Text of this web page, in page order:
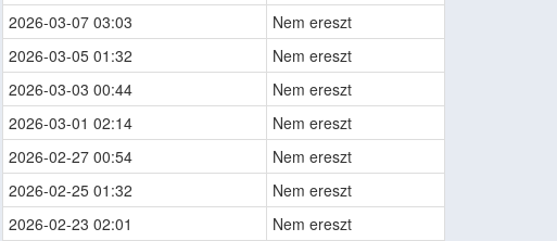
2026-03-07 03:03
Nem ereszt
2026-03-05 01:32
Nem ereszt
2026-03-03 00:44
Nem ereszt
2026-03-01 02:14
Nem ereszt
2026-02-27 00:54
Nem ereszt
2026-02-25 01:32
Nem ereszt
2026-02-23 02:01
Nem ereszt